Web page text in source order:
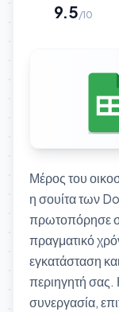
9.5/10
Μέρος του
η σουίτα των
πρωτοπόρησε
πραγματικό
εγκατάσταση
περιηγητή σας.
συνεργασία,